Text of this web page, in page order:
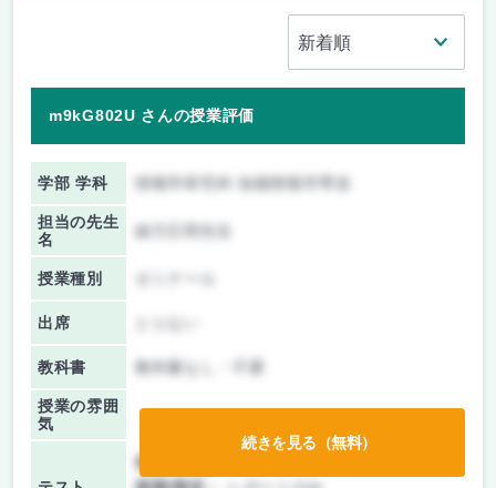
m9kG802U さんの授業評価
学部 学科 情報学研究科 知能情報学専攻
担当の先生
名
緒方広明先生
授業種別
出席
教科書 教科書なし・不要
授業の雰囲
気
前期/中間：
続きを見る（無料）